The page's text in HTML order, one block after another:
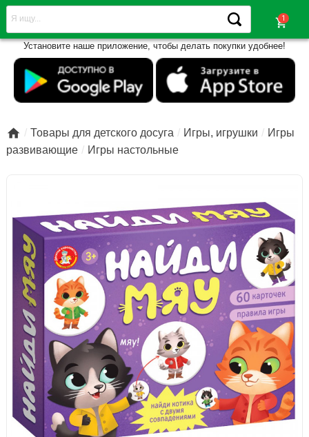
shopping_cart
Установите наше приложение, чтобы делать покупки удобнее!
 Товары для детского досуга Игры, игрушки
Игры
развивающие
Игры настольные